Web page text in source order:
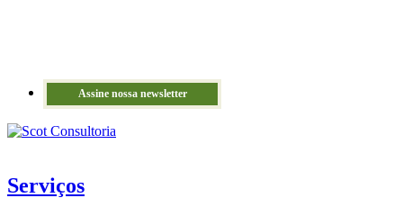
Assine nossa newsletter
Serviços